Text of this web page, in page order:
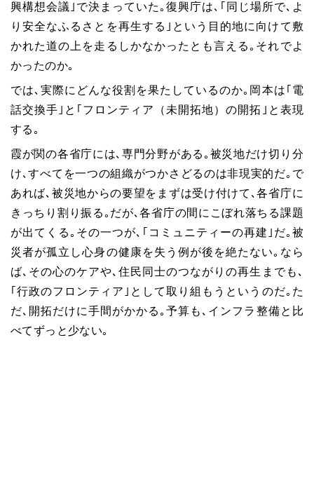
興構想会議｣で決まっていた｡復興庁は､｢同じ場所で､よ
り安全なふるさとを再生する｣という目的地に向けて敷
かれた道の上を走るしかなかったとも言える｡それでよ
かったのか｡
では､実際にどんな役割を果たしているのか｡岡本は｢電
話交換手｣と｢フロンティア（未開拓地）の開拓｣と表現
する｡
霞が関の各省庁には､専門分野がある｡被災地だけ切り分
け､すべてを一つの組織がつかさどるのは非現実的だ｡で
あれば､被災地からの要望をまずは受け付けて､各省庁に
きっちり割り振る｡だが､各省庁の間にこぼれ落ちる課題
が出てくる｡その一つが､｢コミュニティーの再建｣だ｡被
災者が孤立し心身の健康を失う例が後を絶たない｡なら
ば､その心のケアや､住民同士のつながりの再生までも､
｢行政のフロンティア｣として取り組もうというのだ｡た
だ､開拓だけに手間がかかる｡予算も､インフラ整備と比
べてずっと少ない｡